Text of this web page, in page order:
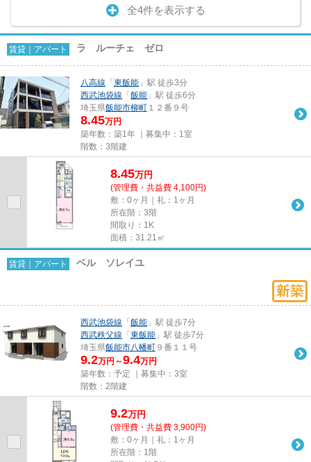
全4件を表示する
賃貸｜アパート ラ ルーチェ ゼロ
八高線 「 東飯能 」駅 徒歩3分
西武池袋線 「 飯能 」駅 徒歩6分
埼玉県飯能市柳町 １２番９号
8.45万円
築年数：築1年 ｜募集中： 1室
階数：3階建
8.45万円
(管理費・共益費 4,100円)
敷：0ヶ月｜礼：1ヶ月
所在階：3階
間取り：1K
面積：31.21㎡
賃貸｜アパート ベル ソレイユ
西武池袋線 「 飯能 」駅 徒歩7分
西武秩父線 「 東飯能 」駅 徒歩7分
埼玉県飯能市八幡町 ９番１１号
9.2万円～9.4万円
築年数：予定 ｜募集中： 3室
階数：2階建
9.2万円
(管理費・共益費 3,900円)
敷：0ヶ月｜礼：1ヶ月
所在階：1階